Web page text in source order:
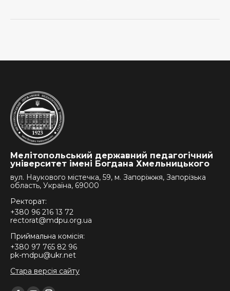
Мелітопольський державний педагогічний
університет імені Богдана Хмельницького
вул. Наукового містечка, 59, м. Запоріжжя, Запорізька
область, Україна, 69000
Ректорат:
+380 96 216 13 72
rectorat@mdpu.org.ua
Приймальна комісія:
+380 97 765 82 96
pk-mdpu@ukr.net
Стара версія сайту